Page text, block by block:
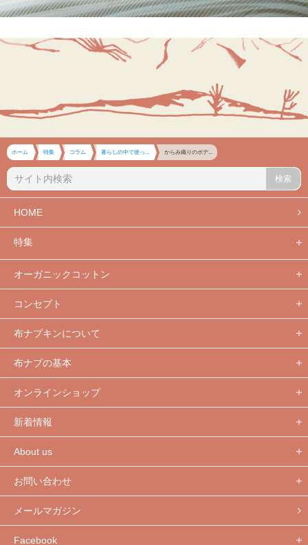
ホーム 特集 コラム 暮らしの中で使っ... からみ織りのボデ...
検索
HOME
特集
オーガニックコットン
コンセプト
布ナプキンについて
布ナプの基本
オンラインショップ
新着情報
About us
お問い合わせ
メールマガジン
Facebook